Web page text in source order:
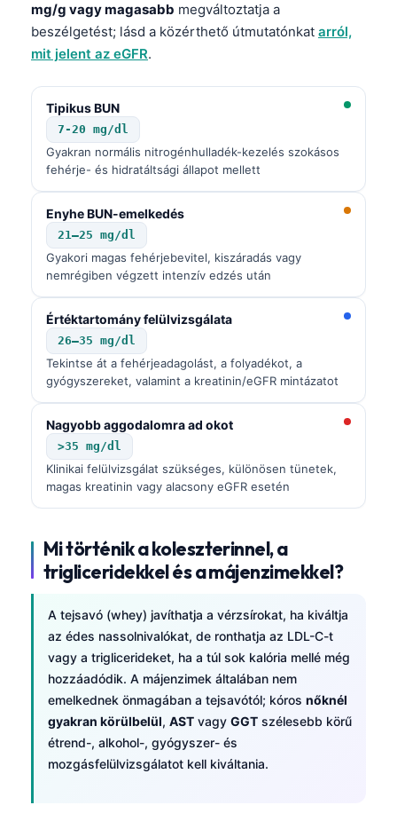
mg/g vagy magasabb megváltoztatja a
beszélgetést; lásd a közérthető útmutatónkat arról,
mit jelent az eGFR.
Tipikus BUN
7-20 mg/dl
Gyakran normális nitrogénhulladék-kezelés szokásos
fehérje- és hidratáltsági állapot mellett
Enyhe BUN-emelkedés
21–25 mg/dl
Gyakori magas fehérjebevitel, kiszáradás vagy
nemrégiben végzett intenzív edzés után
Értéktartomány felülvizsgálata
26–35 mg/dl
Tekintse át a fehérjeadagolást, a folyadékot, a
gyógyszereket, valamint a kreatinin/eGFR mintázatot
Nagyobb aggodalomra ad okot
>35 mg/dl
Klinikai felülvizsgálat szükséges, különösen tünetek,
magas kreatinin vagy alacsony eGFR esetén
Mi történik a koleszterinnel, a
trigliceridekkel és a májenzimekkel?
A tejsavó (whey) javíthatja a vérzsírokat, ha kiváltja
az édes nassolnivalókat, de ronthatja az LDL-C-t
vagy a triglicerideket, ha a túl sok kalória mellé még
hozzáadódik. A májenzimek általában nem
emelkednek önmagában a tejsavótól; kóros nőknél
gyakran körülbelül, AST vagy GGT szélesebb körű
étrend-, alkohol-, gyógyszer- és
mozgásfelülvizsgálatot kell kiváltania.